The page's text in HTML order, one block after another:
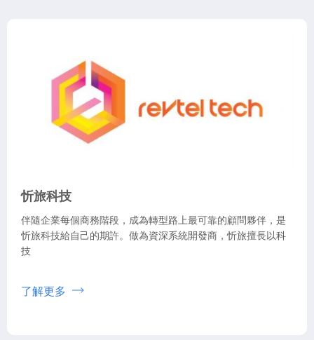
忻旅科技
伴隨企業每個商務階段，成為轉型路上最可靠的顧問夥伴，是
忻旅科技給自己的期許。做為資深系統開發商，忻旅擅長以科
技
了解更多